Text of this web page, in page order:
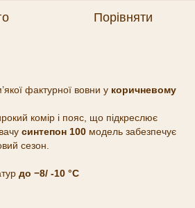
Порівняти
фактурної вовни у коричневому
комір і пояс, що підкреслює
синтепон 100 модель забезпечує
сезон.
до −8/ -10 °C